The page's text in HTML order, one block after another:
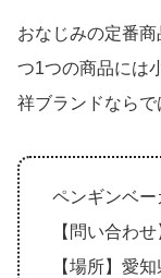
おなじみの定番
つ1つの商品には
祥ブランドならで
ペンギンベ
【問い合わ
【場所】愛